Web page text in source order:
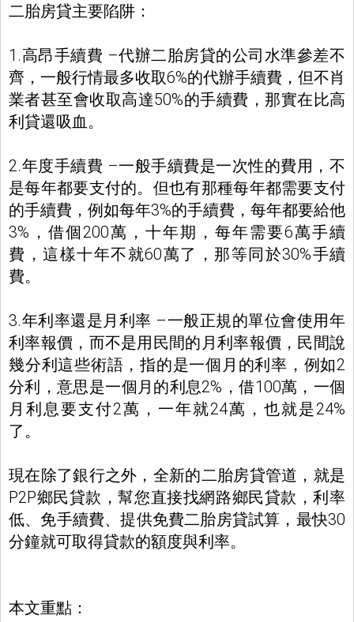
二胎房貸主要陷阱：
1.高昂手續費 –代辦二胎房貸的公司水準參差不
齊，一般行情最多收取6%的代辦手續費，但不肖
業者甚至會收取高達50%的手續費，那實在比高
利貸還吸血。
2.年度手續費 –一般手續費是一次性的費用，不
是每年都要支付的。但也有那種每年都需要支付
的手續費，例如每年3%的手續費，每年都要給他
3%，借個200萬，十年期，每年需要6萬手續
費，這樣十年不就60萬了，那等同於30%手續
費。
3.年利率還是月利率 –一般正規的單位會使用年
利率報價，而不是用民間的月利率報價，民間說
幾分利這些術語，指的是一個月的利率，例如2
分利，意思是一個月的利息2%，借100萬，一個
月利息要支付2萬，一年就24萬，也就是24%
了。
現在除了銀行之外，全新的二胎房貸管道，就是
P2P鄉民貸款，幫您直接找網路鄉民貸款，利率
低、免手續費、提供免費二胎房貸試算，最快30
分鐘就可取得貸款的額度與利率。
本文重點：